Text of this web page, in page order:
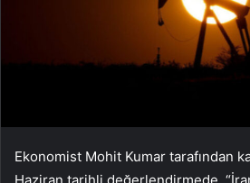
Ekonomist Mohit Kumar tarafından